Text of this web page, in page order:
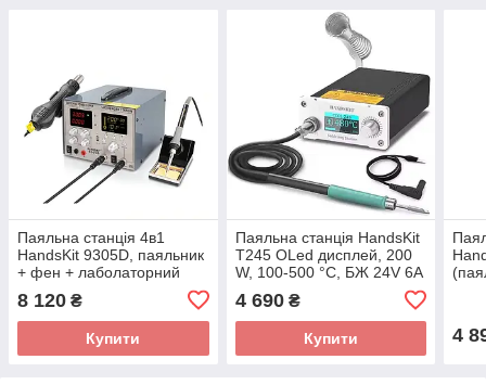
Паяльна станція 4в1
HandsKit 9305D, паяльник
+ фен + лаболаторний
8 120 ₴
Купити
Паяльна станція HandsKit
T245 OLed дисплей, 200
W, 100-500 °C, БЖ 24V 6A
4 690₴
Купити 4